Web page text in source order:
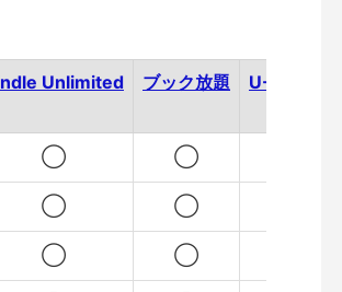
Unlimited ブック放題 U-NEXT
◯ ◯
◯ ◯
◯ ◯